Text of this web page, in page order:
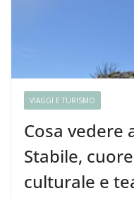
VIAGGI E TURISMO
Cosa vedere
Stabile,
culturale e